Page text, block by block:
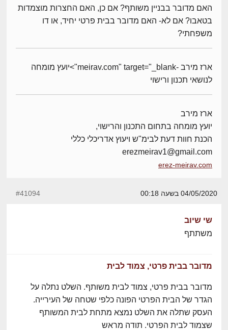
האם מדובר בבניין משותף? אם כן, האם החצרות מוצמדות
בטאבו? אם לא- האם מדובר בבית פרטי יחיד, או דו
משפחתי?
ארז מירב -meirav.com" target="_blank">יועץ מומחה
לנושאי תכנון ורישוי
ארז מירב
יועץ מומחה בתחום התכנון והרישוי,
הכנת חוות דעת לבימ"ש ויעוץ אדריכלי כללי
erezmeirav1@gmail.com
erez-meirav.com
04/05/2020 בשעה 00:18 #41094
שי שיוב
משתתף
מדובר בבית פרטי, צמוד לבית
מדובר בבית פרטי, צמוד לבית משותף. השלט נתלה על
הגדר של הבית הפרטי הפונה כלפי שטחה של העירייה.
העסק שתלה את השלט נמצא מתחת לבית המשותף
שצמוד לבית הפרטי. תודה מראש